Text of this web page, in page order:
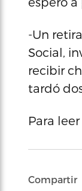
-Un
Social,
recibir
tardó
Para
Compartir